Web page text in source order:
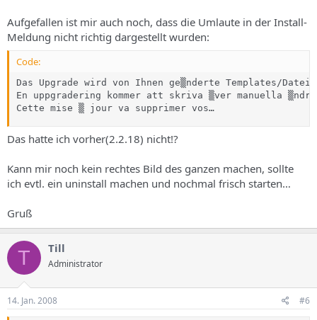
Aufgefallen ist mir auch noch, dass die Umlaute in der Install-
Meldung nicht richtig dargestellt wurden:
Code:
Das Upgrade wird von Ihnen ge▒nderte Templates/
En uppgradering kommer att skriva ▒ver manuella
Cette mise ▒ jour va supprimer vos…
Das hatte ich vorher(2.2.18) nicht!?
Kann mir noch kein rechtes Bild des ganzen machen, sollte
ich evtl. ein uninstall machen und nochmal frisch starten…
Gruß
T Till
Administrator
14. Jan. 2008 #6